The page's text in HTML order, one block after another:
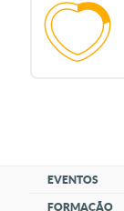
EVENTOS
FORMAÇÃO